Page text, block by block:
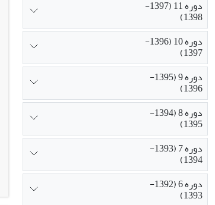
دوره 11 (1397-
1398)
دوره 10 (1396-
1397)
دوره 9 (1395-
1396)
دوره 8 (1394-
1395)
دوره 7 (1393-
1394)
دوره 6 (1392-
1393)